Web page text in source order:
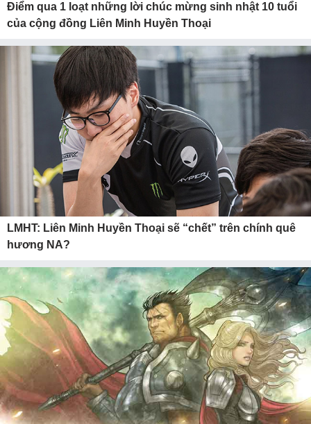
Điểm qua 1 loạt những lời chúc mừng sinh nhật 10 tuổi
của cộng đồng Liên Minh Huyền Thoại
LMHT: Liên Minh Huyền Thoại sẽ “chết” trên chính quê
hương NA?